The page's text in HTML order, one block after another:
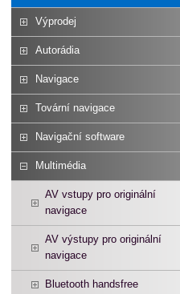
Výprodej
Autorádia
Navigace
Tovární navigace
Navigační software
Multimédia
AV vstupy pro originální
navigace
AV výstupy pro originální
navigace
Bluetooth handsfree